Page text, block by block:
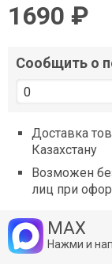
1690 ₽
Сообщить о
Доставка
Казахстану
Возможен
лиц при
MAX
Нажми и